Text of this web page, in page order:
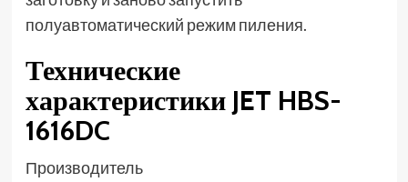
полуавтоматический режим пиления.
Технические
характеристики JET HBS-
1616DC
Производитель